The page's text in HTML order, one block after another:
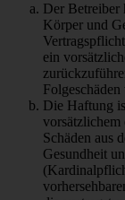
Der Betreiber
Körper und
ein
Die Haftung
vorsätzlichem
Schäden aus
Gesundheit